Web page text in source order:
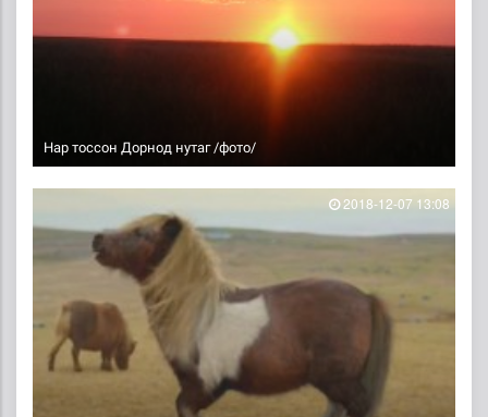
Нар тоссон Дорнод нутаг /фото/
2018-12-07 13:08